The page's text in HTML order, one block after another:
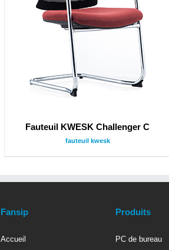
Fauteuil KWESK Challenger C
fauteuil kwesk
Fansip
Accueil
Produits
PC de bureau